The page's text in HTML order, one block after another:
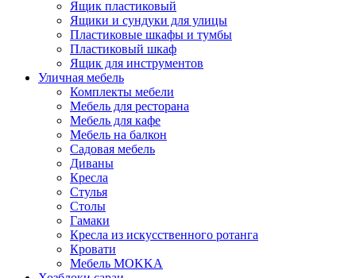
Ящик пластиковый
Ящики и сундуки для улицы
Пластиковые шкафы и тумбы
Пластиковый шкаф
Ящик для инструментов
Уличная мебель
Комплекты мебели
Мебель для ресторана
Мебель для кафе
Мебель на балкон
Садовая мебель
Диваны
Кресла
Стулья
Столы
Гамаки
Кресла из искусственного ротанга
Кровати
Мебель MOKKA